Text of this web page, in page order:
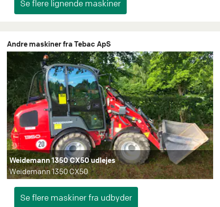
Andre maskiner fra Tebac ApS
Weidemann 1350 CX50 udlejes
Weidemann 1350 CX50